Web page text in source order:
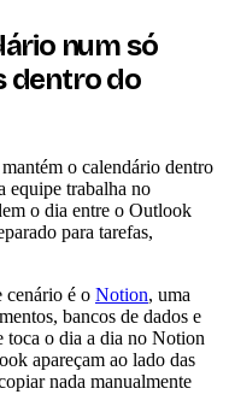
num só
dentro do
o calendário dentro
equipe trabalha no
o dia entre o Outlook
para tarefas,
cenário é o Notion, uma
bancos de dados e
toca o dia a dia no Notion
apareçam ao lado das
nada manualmente